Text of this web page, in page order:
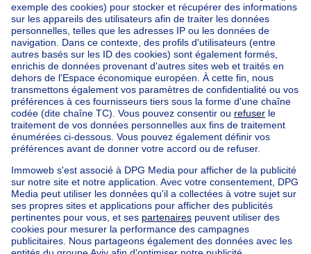
Accueil Belgique
Brabant Flamand (province)
Hal-Vilvorde (arrondissement)
Acheter votre maison à Linkebeek
Nos maisons hors de la Belgique
Maison à vendre France
Maison à vendre Espagne
Maison à vendre Italie
Maison à vendre Luxembourg
Maison à vendre Pays-bas
Nos biens pas chèrsMaison à vendre pas cher
Appartements à louer pas cher
Nos biens à louer avec chambres
Appartement à vendre avec 3 chambres
Maison à vendre avec 3 chambres
Appartement à louer avec 3 chambres